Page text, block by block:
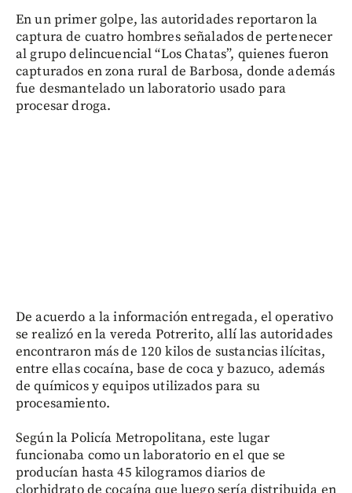
En un primer golpe, las autoridades reportaron la
captura de cuatro hombres señalados de pertenecer
al grupo delincuencial “Los Chatas”, quienes fueron
capturados en zona rural de Barbosa, donde además
fue desmantelado un laboratorio usado para
procesar droga.
De acuerdo a la información entregada, el operativo
se realizó en la vereda Potrerito, allí las autoridades
encontraron más de 120 kilos de sustancias ilícitas,
entre ellas cocaína, base de coca y bazuco, además
de químicos y equipos utilizados para su
procesamiento.
Según la Policía Metropolitana, este lugar
funcionaba como un laboratorio en el que se
producían hasta 45 kilogramos diarios de